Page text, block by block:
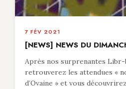
7 FÉV 2021
[NEWS] NEWS DU
Après nos surprenantes Libr-
retrouverez les attendues «
d’Ovaine » et vous